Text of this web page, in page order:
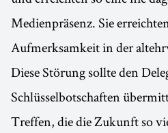
Medienpräsenz. Sie
Aufmerksamkeit in der
Diese Störung sollte den
Schlüsselbotschaften
Treffen, die die Zukunft so